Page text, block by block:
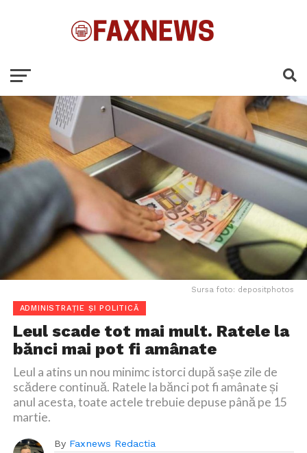
Sursa foto: depositphotos
ADMINISTRAȚIE ȘI POLITICĂ
Leul scade tot mai mult. Ratele la
bănci mai pot fi amânate
Leul a atins un nou minimc istorci după sașe zile de
scădere continuă. Ratele la bănci pot fi amânate și
anul acesta, toate actele trebuie depuse până pe 15
martie.
By Faxnews Redactia